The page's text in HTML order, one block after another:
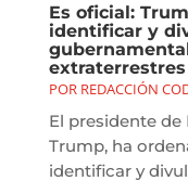
Es oficial:
identificar y
extraterrestres
POR REDACCIÓN
El presidente de
Trump, ha
identificar y